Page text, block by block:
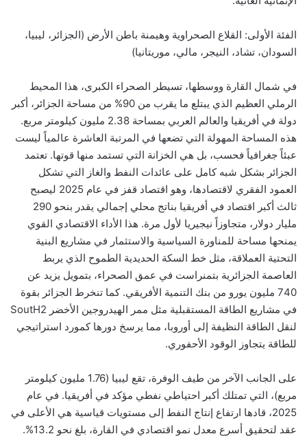
الفئة الأولى: القلاع الصحراوية وهيمنة باطن الأرض (الجزائر، ليبيا،
السودان، تشاد، النيجر، مالي، موريتانيا)
في شمال القارة ووسطها، تسيطر الصحراء الكبرى، هذا المحيط
الرملي العظيم الذي يبتلع ما يقرب من 90% من مساحة الجزائر، أكبر
دولة في أفريقيا والعالم العربي بمساحة 2.38 مليون كيلومتر مربع.
هذه المساحة المهولة التي تضعها في المرتبة العاشرة عالمياً ليست
عبئاً جغرافياً فحسب، بل هي الخزانة التي تستمد منها قوتها. تعتمد
الجزائر بشكل شبه كامل على عائدات النفط والغاز التي تشكل
العمود الفقري لاقتصادها، وهو اقتصاد قفز في عام 2025 ليصبح
ثالث أكبر اقتصاد في أفريقيا بناتج محلي إجمالي يقدر بنحو 290
مليار دولار، متجاوزاً نيجيريا لأول مرة. هذا الأداء الاقتصادي القوي
يمنحها مساحة للمناورة السياسية والاستثمار في مشاريع البنية
التحتية العملاقة، مثل خط السكة الحديدية الطموح الذي يربط
العاصمة الجزائرية بتمنراست في عمق الصحراء، بتمويل يزيد عن
740 مليون يورو من بنك التنمية الأفريقي. كما تنخرط الجزائر بقوة
في مشاريع الطاقة المستقبلية مثل ممر الهيدروجين الأخضر SoutH2
لنقل الطاقة النظيفة إلى أوروبا، مما يرسخ دورها كمورد استراتيجي
للطاقة يتجاوز الوقود الأحفوري.
على الجانب الآخر من طيف الوفرة، تقع ليبيا (1.76 مليون كيلومتر
مربع)، التي تمتلك أكبر احتياطي نفطي مؤكد في أفريقيا. في عام
2025، قادها ارتفاع إنتاج النفط إلى مستويات قياسية هي الأعلى في
عقد لتحقيق أسرع معدل نمو اقتصادي في القارة، بلغ نحو 13.2%.